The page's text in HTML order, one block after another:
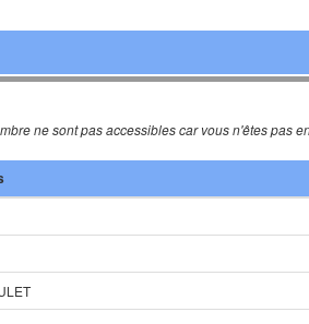
ne sont pas accessibles car vous n'êtes pas